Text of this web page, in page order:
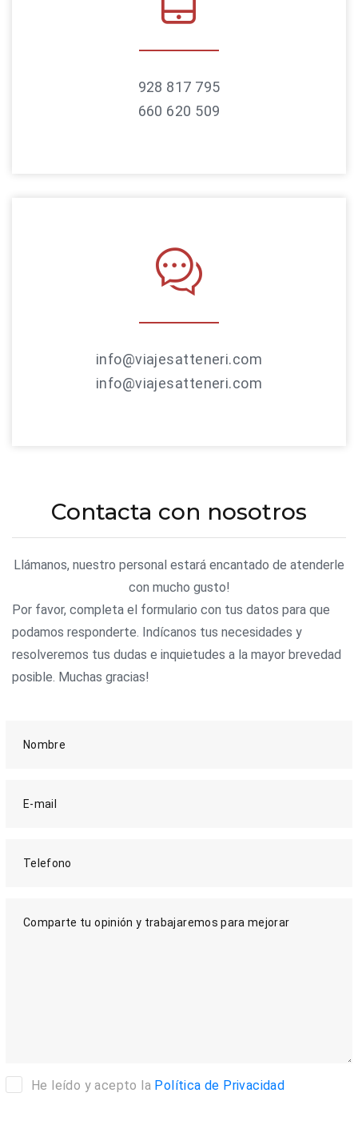
928 817 795
660 620 509
info@viajesatteneri.com
info@viajesatteneri.com
Contacta con nosotros
Llámanos, nuestro personal estará encantado de atenderle
con mucho gusto!
Por favor, completa el formulario con tus datos para que
podamos responderte. Indícanos tus necesidades y
resolveremos tus dudas e inquietudes a la mayor brevedad
posible. Muchas gracias!
Nombre
E-mail
Telefono
Comparte tu opinión y trabajaremos para mejorar
He leído y acepto la Política de Privacidad